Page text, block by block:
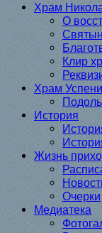
Храм
О
Клир
Храм
История
Жизнь
Очерки
Медиатека